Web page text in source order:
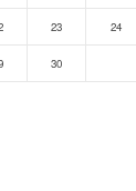
23 24
30